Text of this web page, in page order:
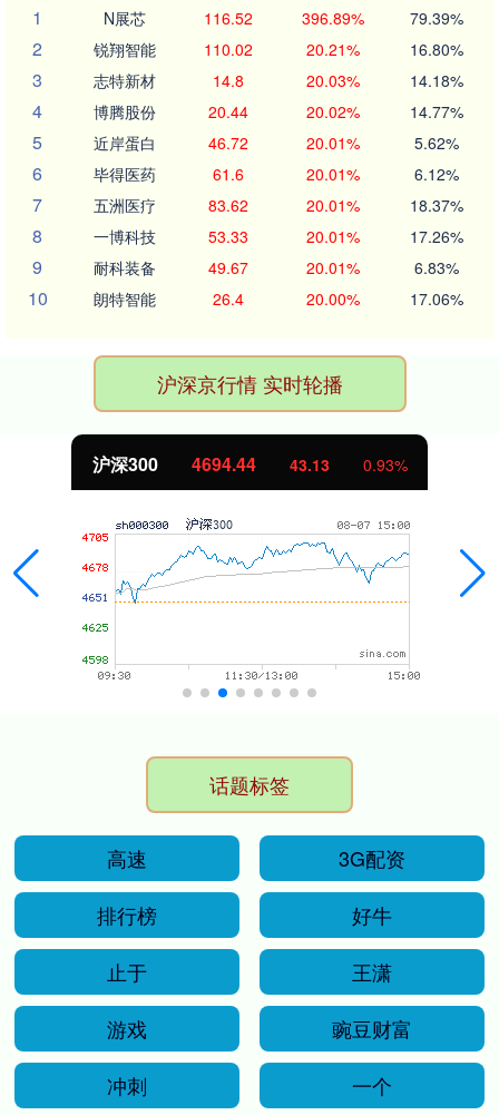
1
N展芯 116.52 396.89% 79.39%
2 锐翔智能 110.02 20.21% 16.80%
3 志特新材 14.8 20.03% 14.18%
4 博腾股份 20.44 20.02% 14.77%
5 近岸蛋白 46.72 20.01% 5.62%
6 毕得医药 61.6 20.01% 6.12%
7 五洲医疗 83.62 20.01% 18.37%
8 一博科技 53.33 20.01% 17.26%
9 耐科装备 49.67 20.01% 6.83%
10 朗特智能 26.4 20.00% 17.06%
沪深京行情 实时轮播
沪深300 4694.44 43.13 0.93%
话题标签
高速
3G配资
排行榜
好牛
止于
王潇
游戏
豌豆财富
冲刺
一个